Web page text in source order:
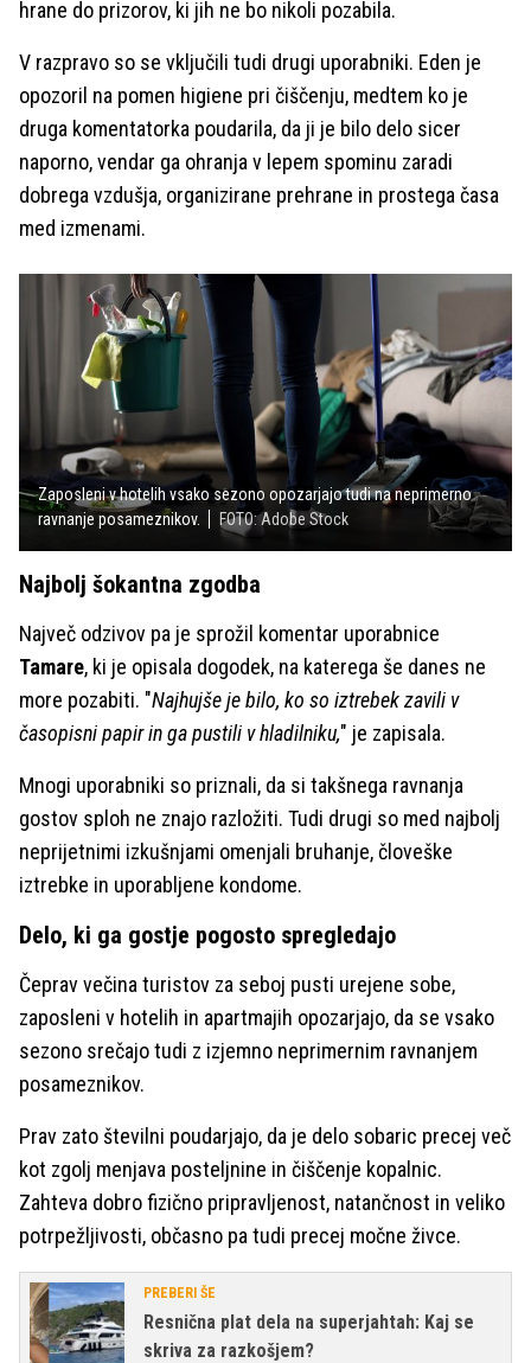
hrane do prizorov, ki jih ne bo nikoli pozabila.
V razpravo so se vključili tudi drugi uporabniki. Eden je
opozoril na pomen higiene pri čiščenju, medtem ko je
druga komentatorka poudarila, da ji je bilo delo sicer
naporno, vendar ga ohranja v lepem spominu zaradi
dobrega vzdušja, organizirane prehrane in prostega časa
med izmenami.
Zaposleni v hotelih vsako sezono opozarjajo tudi na neprimerno
ravnanje posameznikov.
FOTO: Adobe Stock
Najbolj šokantna zgodba
Največ odzivov pa je sprožil komentar uporabnice
Tamare, ki je opisala dogodek, na katerega še danes ne
more pozabiti. "Najhujše je bilo, ko so iztrebek zavili v
časopisni papir in ga pustili v hladilniku," je zapisala.
Mnogi uporabniki so priznali, da si takšnega ravnanja
gostov sploh ne znajo razložiti. Tudi drugi so med najbolj
neprijetnimi izkušnjami omenjali bruhanje, človeške
iztrebke in uporabljene kondome.
Delo, ki ga gostje pogosto spregledajo
Čeprav večina turistov za seboj pusti urejene sobe,
zaposleni v hotelih in apartmajih opozarjajo, da se vsako
sezono srečajo tudi z izjemno neprimernim ravnanjem
posameznikov.
Prav zato številni poudarjajo, da je delo sobaric precej več
kot zgolj menjava posteljnine in čiščenje kopalnic.
Zahteva dobro fizično pripravljenost, natančnost in veliko
potrpežljivosti, občasno pa tudi precej močne živce.
PREBERI ŠE
Resnična plat dela na superjahtah: Kaj se
skriva za razkošjem?